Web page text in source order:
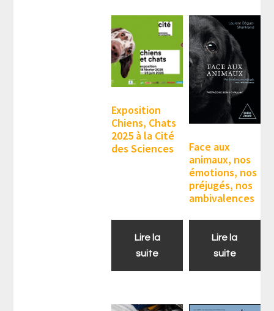
Exposition
Chiens, Chats
2025 à la Cité
des Sciences
Lire la
suite
Face aux
animaux, nos
émotions, nos
préjugés, nos
ambivalences
Lire la
suite